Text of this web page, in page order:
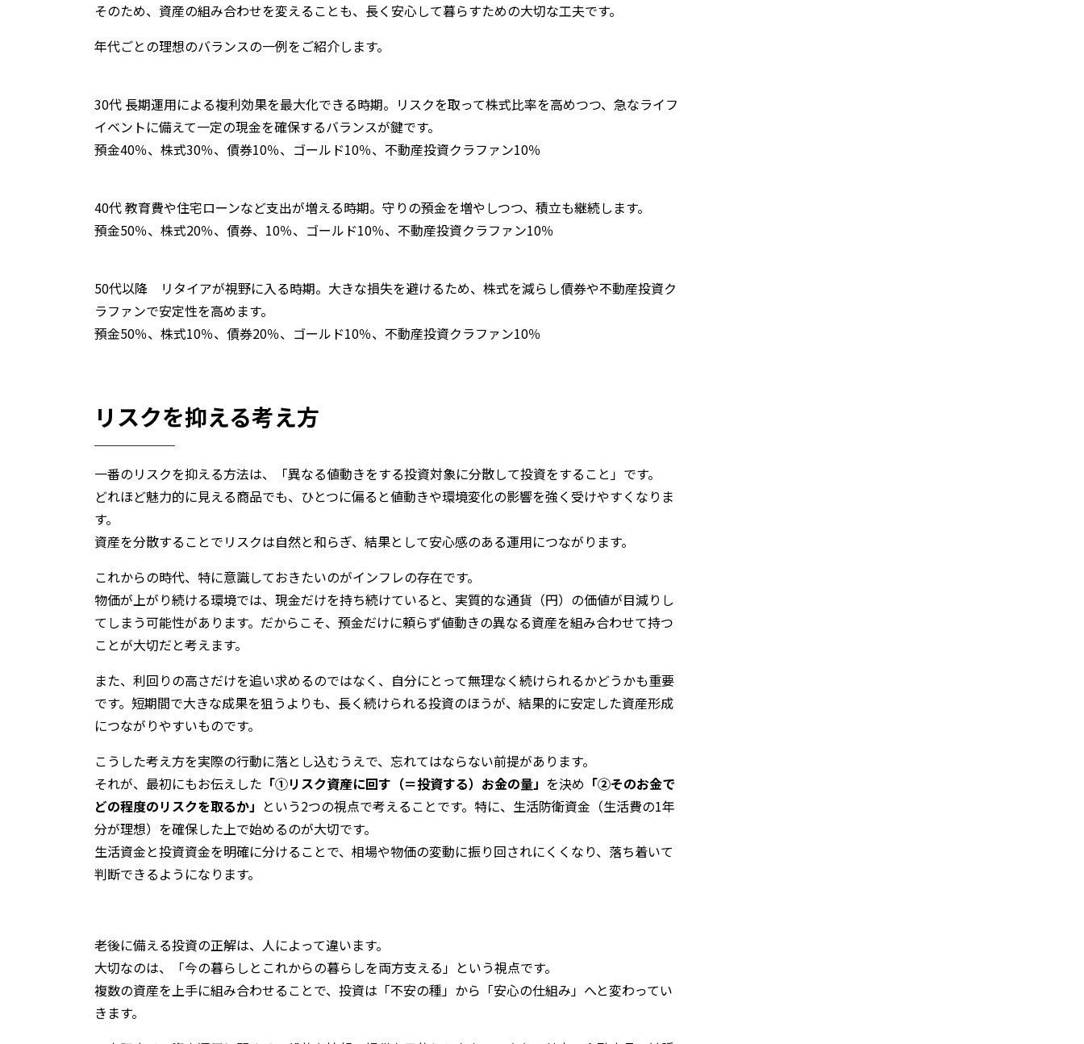
そのため、資産の組み合わせを変えることも、長く安心して暮らすための大切な工夫です。
年代ごとの理想のバランスの一例をご紹介します。
30代 長期運用による複利効果を最大化できる時期。リスクを取って株式比率を高めつつ、急なライフ
イベントに備えて一定の現金を確保するバランスが鍵です。
預金40％、株式30％、債券10％、ゴールド10％、不動産投資クラファン10％
40代 教育費や住宅ローンなど支出が増える時期。守りの預金を増やしつつ、積立も継続します。
預金50％、株式20％、債券、10％、ゴールド10％、不動産投資クラファン10％
50代以降 リタイアが視野に入る時期。大きな損失を避けるため、株式を減らし債券や不動産投資ク
ラファンで安定性を高めます。
預金50％、株式10％、債券20％、ゴールド10％、不動産投資クラファン10％
リスクを抑える考え方
一番のリスクを抑える方法は、「異なる値動きをする投資対象に分散して投資をすること」です。
どれほど魅力的に見える商品でも、ひとつに偏ると値動きや環境変化の影響を強く受けやすくなりま
す。
資産を分散することでリスクは自然と和らぎ、結果として安心感のある運用につながります。
これからの時代、特に意識しておきたいのがインフレの存在です。
物価が上がり続ける環境では、現金だけを持ち続けていると、実質的な通貨（円）の価値が目減りし
てしまう可能性があります。だからこそ、預金だけに頼らず値動きの異なる資産を組み合わせて持つ
ことが大切だと考えます。
また、利回りの高さだけを追い求めるのではなく、自分にとって無理なく続けられるかどうかも重要
です。短期間で大きな成果を狙うよりも、長く続けられる投資のほうが、結果的に安定した資産形成
につながりやすいものです。
こうした考え方を実際の行動に落とし込むうえで、忘れてはならない前提があります。
それが、最初にもお伝えした 「①リスク資産に回す（＝投資する）お金の量」 を決め 「②そのお金で
どの程度のリスクを取るか」 という2つの視点で考えることです。特に、生活防衛資金（生活費の1年
分が理想）を確保した上で始めるのが大切です。
生活資金と投資資金を明確に分けることで、相場や物価の変動に振り回されにくくなり、落ち着いて
判断できるようになります。
老後に備える投資の正解は、人によって違います。
大切なのは、「今の暮らしとこれからの暮らしを両方支える」という視点です。
複数の資産を上手に組み合わせることで、投資は「不安の種」から「安心の仕組み」へと変わってい
きます。